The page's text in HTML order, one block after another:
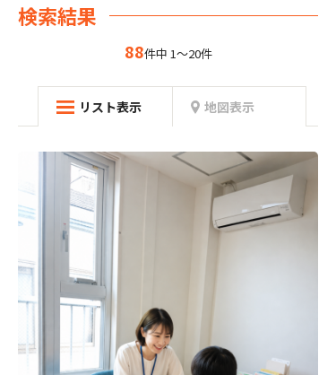
検索結果
88件中 1～20件
リスト表示 地図表示